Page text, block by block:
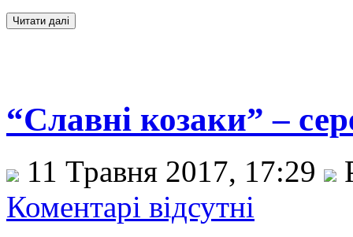
“Славні козаки” –
11 Травня 2017, 17:29
Коментарі відсутні